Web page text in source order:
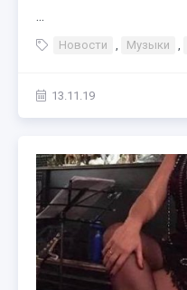
...
Новости , Музыки ,
13.11.19